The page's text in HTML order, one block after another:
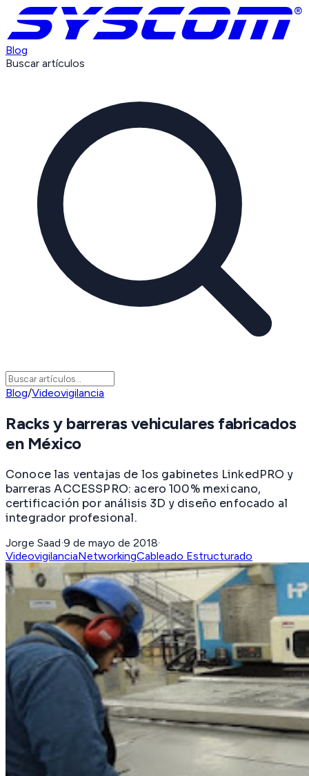
Blog
Buscar artículos
Blog/Videovigilancia
Racks y barreras vehiculares fabricados
en México
Conoce las ventajas de los gabinetes LinkedPRO y
barreras ACCESSPRO: acero 100% mexicano,
certificación por análisis 3D y diseño enfocado al
integrador profesional.
Jorge Saad·9 de mayo de 2018·
VideovigilanciaNetworkingCableado Estructurado